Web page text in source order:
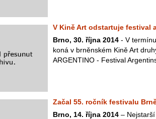
V Kině Art odstartuje festival
Brno, 30. října 2014 - V
koná v brněnském Kině Art
ARGENTINO - Festival
Začal 55. ročník festivalu
Brno, 14. října 2014 –